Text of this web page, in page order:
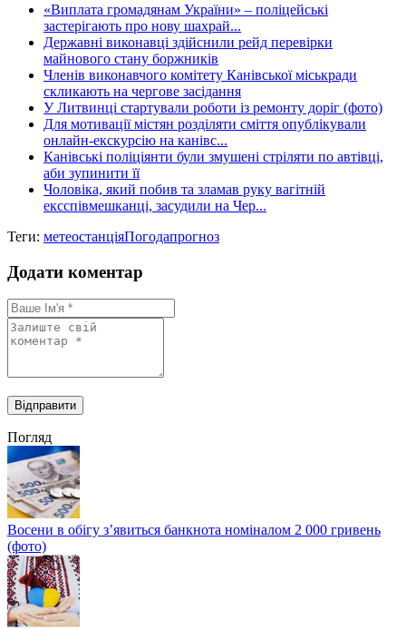
«Виплата громадянам України» – поліцейські
застерігають про нову шахрай...
Державні виконавці здійснили рейд перевірки
майнового стану боржників
Членів виконавчого комітету Канівської міськради
скликають на чергове засідання
У Литвинці стартували роботи із ремонту доріг (фото)
Для мотивації містян розділяти сміття опублікували
онлайн-екскурсію на канівс...
Канівські поліціянти були змушені стріляти по автівці,
аби зупинити її
Чоловіка, який побив та зламав руку вагітній
ексспівмешканці, засудили на Чер...
Теги: метеостанціяПогодапрогноз
Додати коментар
Погляд
Восени в обігу з’явиться банкнота номіналом 2 000 гривень
(фото)